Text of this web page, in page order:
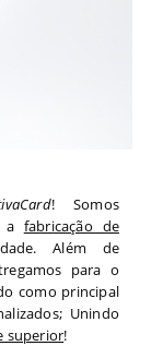
! Somos
a fabricação de
Além de
para o
como principal
Unindo
superior!